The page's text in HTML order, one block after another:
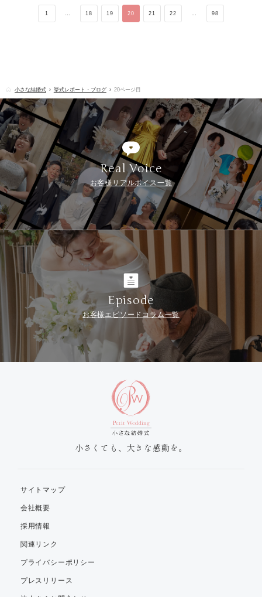
1 18 19 20 21 22 98
小さな結婚式 挙式レポート・ブログ 20ページ目
Real Voice
お客様リアルボイス一覧
Episode
お客様エピソードコラム一覧
小さくても、大きな感動を。
サイトマップ
会社概要
採用情報
関連リンク
プライバシーポリシー
プレスリリース